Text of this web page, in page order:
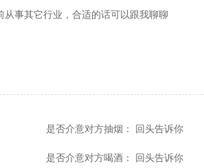
事其它行业，合适的话可以跟我聊聊
是否介意对方抽烟： 回头告诉你
是否介意对方喝酒： 回头告诉你